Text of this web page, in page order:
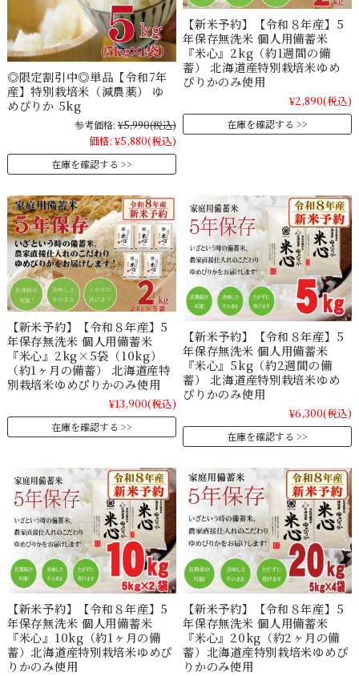
◎限定割引中◎単品【令和7年
産】特別栽培米（減農薬） ゆ
めぴりか 5kg
参考価格: ¥5,990(税込)
価格:¥5,880(税込)
在庫を確認する
【新米予約】【令和８年産】5
年保存無洗米 個人用備蓄米
『米心』2kg（約1週間の備
蓄） 北海道産特別栽培米ゆめ
ぴりかのみ使用
¥2,890(税込)
在庫を確認する
【新米予約】【令和８年産】5
年保存無洗米 個人用備蓄米
『米心』2kg×5袋（10kg）
（約1ヶ月の備蓄） 北海道産特
別栽培米ゆめぴりかのみ使用
¥13,900(税込)
在庫を確認する
【新米予約】【令和８年産】5
年保存無洗米 個人用備蓄米
『米心』5kg（約2週間の備
蓄） 北海道産特別栽培米ゆめ
ぴりかのみ使用
¥6,300(税込)
在庫を確認する
【新米予約】【令和８年産】5
年保存無洗米 個人用備蓄米
『米心』10kg（約1ヶ月の備
蓄）北海道産特別栽培米ゆめぴ
りかのみ使用
【新米予約】【令和８年産】5
年保存無洗米 個人用備蓄米
『米心』20kg（約2ヶ月の備
蓄）北海道産特別栽培米ゆめぴ
りかのみ使用